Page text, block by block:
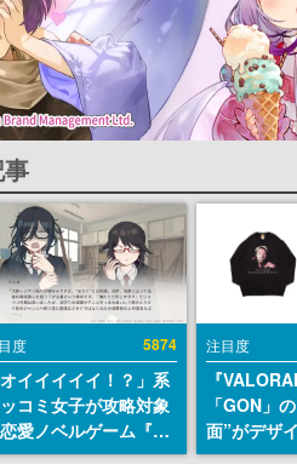
度 5874
オイイイイイ！？」系
コミ女子が攻略対象
愛ノベルゲーム『美
カノジョ』Steamス
注目度
『
「GON」
面”がデザ
作グッズが